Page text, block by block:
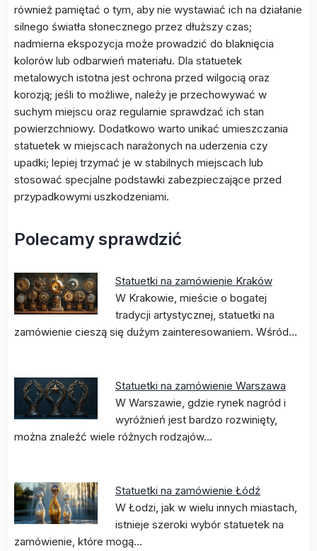
również pamiętać o tym, aby nie wystawiać ich na działanie
silnego światła słonecznego przez dłuższy czas;
nadmierna ekspozycja może prowadzić do blaknięcia
kolorów lub odbarwień materiału. Dla statuetek
metalowych istotna jest ochrona przed wilgocią oraz
korozją; jeśli to możliwe, należy je przechowywać w
suchym miejscu oraz regularnie sprawdzać ich stan
powierzchniowy. Dodatkowo warto unikać umieszczania
statuetek w miejscach narażonych na uderzenia czy
upadki; lepiej trzymać je w stabilnych miejscach lub
stosować specjalne podstawki zabezpieczające przed
przypadkowymi uszkodzeniami.
Polecamy sprawdzić
Statuetki na zamówienie Kraków
W Krakowie, mieście o bogatej
tradycji artystycznej, statuetki na
zamówienie cieszą się dużym zainteresowaniem. Wśród…
Statuetki na zamówienie Warszawa
W Warszawie, gdzie rynek nagród i
wyróżnień jest bardzo rozwinięty,
można znaleźć wiele różnych rodzajów…
Statuetki na zamówienie Łódź
W Łodzi, jak w wielu innych miastach,
istnieje szeroki wybór statuetek na
zamówienie, które mogą…